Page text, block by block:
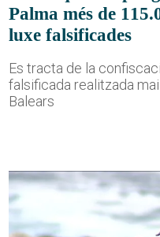
Palma més de
luxe falsificades
Es tracta de la
falsificada realitzada
Balears